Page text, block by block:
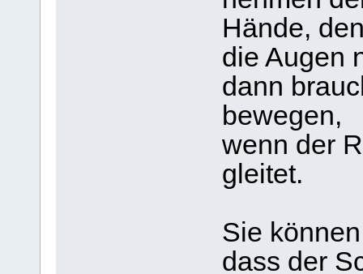
Hände,
die Augen
dann
bewegen,
wenn der
gleitet.
Sie
dass der